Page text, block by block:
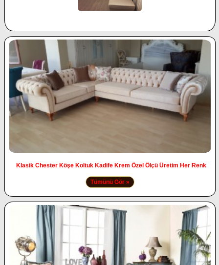
Klasik Chester Köşe Koltuk Kadife Krem Özel Ölçü Üretim Her Renk
Tümünü Gör »